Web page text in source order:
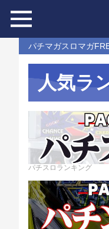
パチマガスロマガ
人気ラ
パチスロランキング